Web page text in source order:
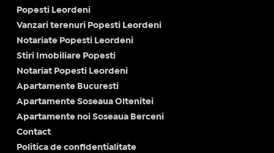
Popesti Leordeni
Vanzari terenuri Popesti Leordeni
Notariate Popesti Leordeni
Stiri Imobiliare Popesti
Notariat Popesti Leordeni
Apartamente Bucuresti
Apartamente Soseaua Oltenitei
Apartamente noi Soseaua Berceni
Contact
Politica de confidentialitate